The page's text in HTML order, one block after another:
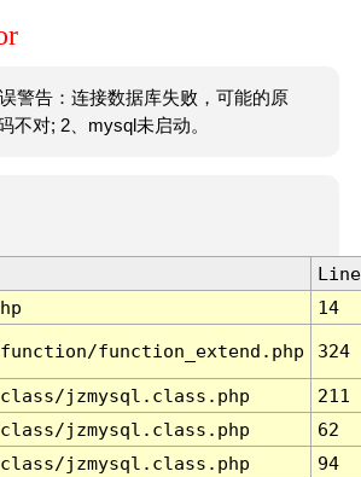
警告：连接数据库失败，可能的原
不对; 2、mysql未启动。
Line
14
function_extend.php 324
jzmysql.class.php
211
jzmysql.class.php
62
jzmysql.class.php
94